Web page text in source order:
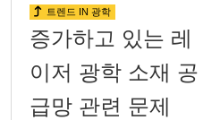
트렌드 IN 광학
증가하고 있는 레
이저 광학 소재 공
급망 관련 문제